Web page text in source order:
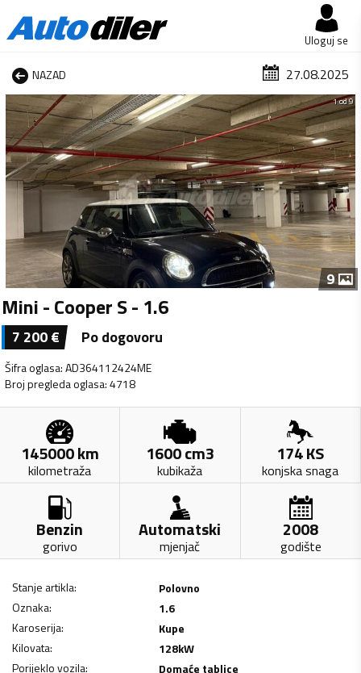
Uloguj se
NAZAD 27.08.2025
1 od 9
9
Mini - Cooper S - 1.6
7 200€ Po dogovoru
Šifra oglasa:AD364112424ME
Broj pregleda oglasa:4718
145000km
kilometraža
1600cm3
kubikaža
174KS
konjska snaga
Benzin
gorivo
Automatski
mjenjač
2008
godište
Stanje artikla:
Polovno
Oznaka:
1.6
Karoserija:
Kupe
Kilovata: 128kW
Porijeklo vozila:
Domaće tablice